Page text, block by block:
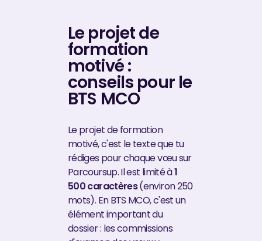
Le projet de
formation
motivé :
conseils pour le
BTS MCO
Le projet de formation
motivé, c'est le texte que tu
rédiges pour chaque vœu sur
Parcoursup. Il est limité à1
500 caractères(environ 250
mots). En BTS MCO, c'est un
élément important du
dossier : les commissions